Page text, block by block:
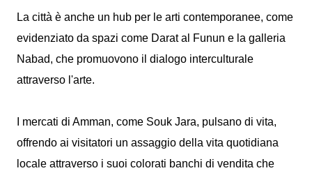
La città è anche un hub per le arti contemporanee, come
evidenziato da spazi come Darat al Funun e la galleria
Nabad, che promuovono il dialogo interculturale
attraverso l'arte.
I mercati di Amman, come Souk Jara, pulsano di vita,
offrendo ai visitatori un assaggio della vita quotidiana
locale attraverso i suoi colorati banchi di vendita che